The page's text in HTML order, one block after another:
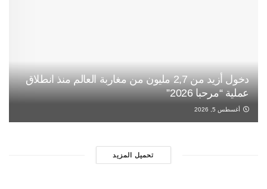
دخول أزيد من 2,7 مليون من مغاربة العالم منذ انطلاق
عملية “مرحبا 2026”
أغسطس 5, 2026
تحميل المزيد